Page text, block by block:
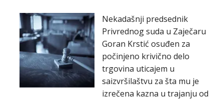
Nekadašnji predsednik
Privrednog suda u Zaječaru
Goran Krstić osuđen za
počinjeno krivično delo
trgovina uticajem u
saizvršilaštvu za šta mu je
izrečena kazna u trajanju od